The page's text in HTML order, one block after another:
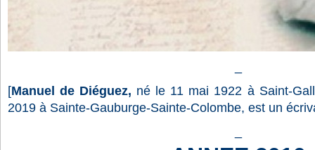
[Manuel de Diéguez, né le 11 mai 1922 à Saint-
2019 à Sainte-Gauburge-Sainte-Colombe, est un